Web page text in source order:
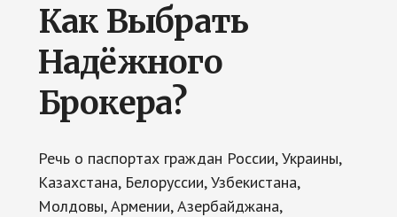
Как Выбрать
Надёжного
Брокера?
Речь о паспортах граждан России, Украины,
Казахстана, Белоруссии, Узбекистана,
Молдовы, Армении, Азербайджана,